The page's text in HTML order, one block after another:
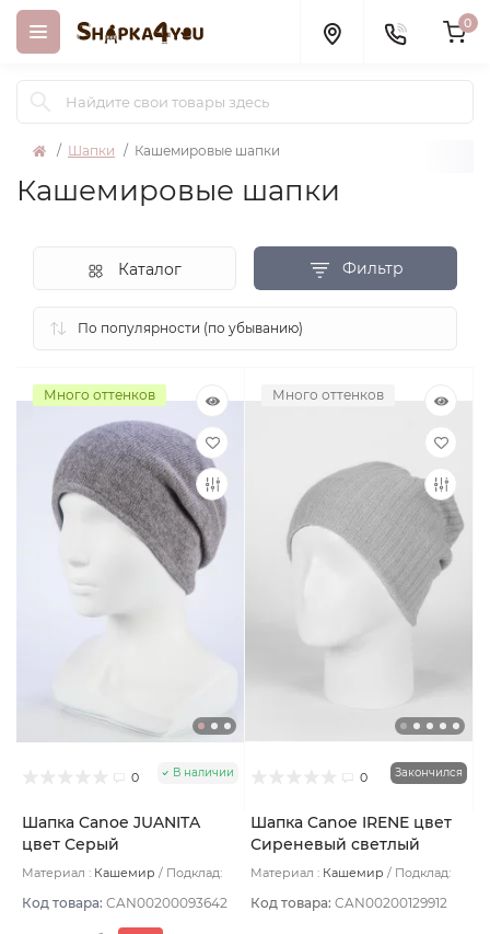
0
Шапки Кашемировые шапки
Кашемировые шапки
Фильтр
Каталог
Много оттенков
0 В наличии
Шапка Canoe JUANITA
цвет Серый
Материал : Кашемир
Подклад:
Код товара: CAN00200093642
Много оттенков
0 Закончился
Шапка Canoe IRENE цвет
Сиреневый светлый
Материал : Кашемир
Подклад:
Код товара: CAN00200129912